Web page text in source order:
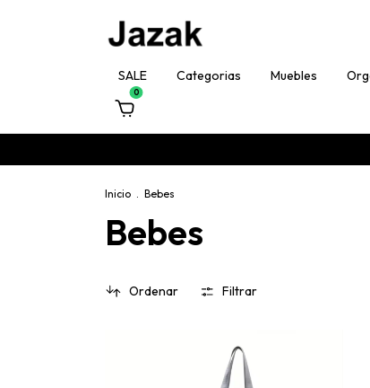
SALE Categorias Muebles
0
Inicio . Bebes
Bebes
Ordenar Filtrar